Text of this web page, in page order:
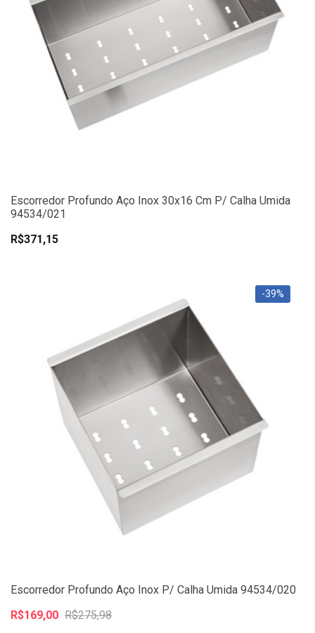
Escorredor Profundo Aço Inox 30x16 Cm P/ Calha Umida
94534/021
R$371,15
-39%
Escorredor Profundo Aço Inox P/ Calha Umida 94534/020
R$169,00 R$275,98